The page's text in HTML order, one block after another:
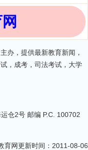
办，提供最新教育新闻，
，成考，司法考试，大学
仓2号 邮编 P.C. 100702
育网更新时间：2011-08-06